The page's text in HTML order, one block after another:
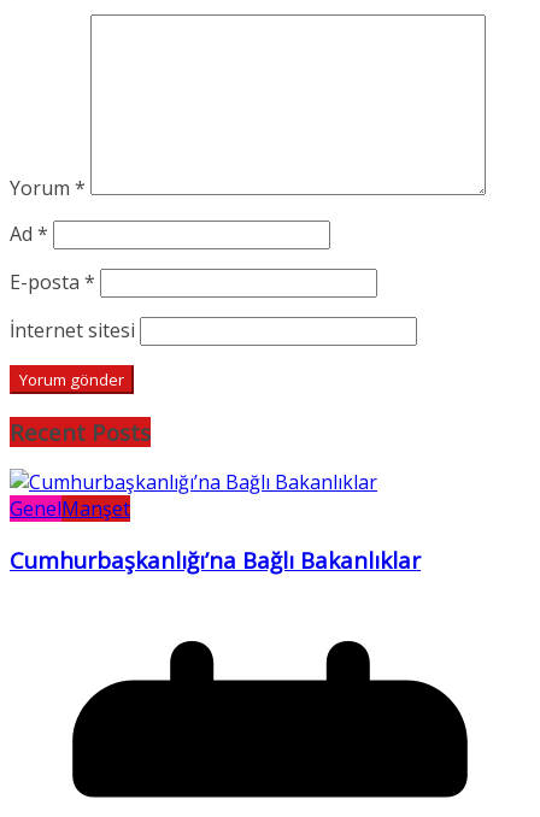
Yorum *
Ad *
E-posta *
İnternet sitesi
Recent Posts
GenelManşet
Cumhurbaşkanlığı’na Bağlı Bakanlıklar